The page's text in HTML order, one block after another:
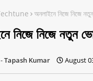
অনলাইনে নিজে নিজে
নিজে নিজে নতুন
Tapash Kumar August